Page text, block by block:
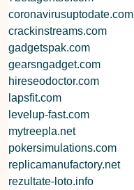
coronavirusuptodate.com
crackinstreams.com
gadgetspak.com
gearsngadget.com
hireseodoctor.com
lapsfit.com
levelup-fast.com
mytreepla.net
pokersimulations.com
replicamanufactory.net
rezultate-loto.info